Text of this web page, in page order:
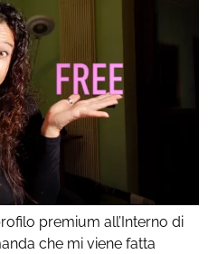
premium all’Interno di
che mi viene fatta